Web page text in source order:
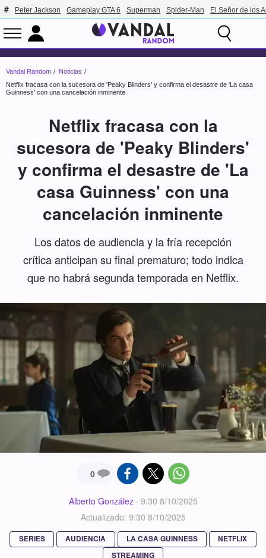
Peter Jackson Gameplay GTA 6 Superman Spider-Man El Señor de los
Vandal Random
Noticias
Netflix fracasa con la sucesora de 'Peaky Blinders' y confirma el desastre de 'La casa
Guinness' con una cancelación inminente
Netflix fracasa con la
sucesora de 'Peaky Blinders'
y confirma el desastre de 'La
casa Guinness' con una
cancelación inminente
Los datos de audiencia y la fría recepción
crítica anticipan su final prematuro; todo indica
que no habrá segunda temporada en Netflix.
0
Alberto González· 9:30 8/10/2025
Actualizado: 9:30 8/10/2025
SERIES AUDIENCIA LA CASA GUINNESS
NETFLIX
STREAMING